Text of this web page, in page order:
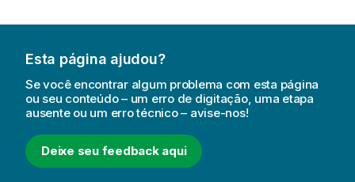
Esta página ajudou?
Se você encontrar algum problema com esta página
ou seu conteúdo – um erro de digitação, uma etapa
ausente ou um erro técnico – avise-nos!
Deixe seu feedback aqui